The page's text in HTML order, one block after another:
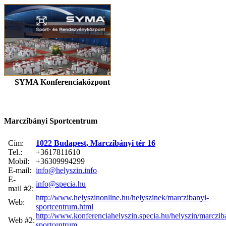
SYMA Konferenciaközpont
Marczibányi Sportcentrum
Cím:
1022 Budapest, Marczibányi tér 16
Tel.:
+3617811610
Mobil:
+36309994299
E-mail: info@helyszin.info
E-
mail #2:
info@specia.hu
Web:
http://www.helyszinonline.hu/helyszinek/marczibanyi-
sportcentrum.html
Web #2:
http://www.konferenciahelyszin.specia.hu/helyszin/